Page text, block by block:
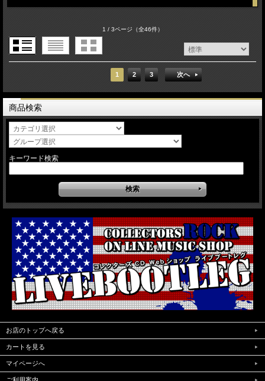
1 / 3ページ（全46件）
1 2 3 次へ
商品検索
キーワード検索
お店のトップへ戻る
カートを見る
マイページへ